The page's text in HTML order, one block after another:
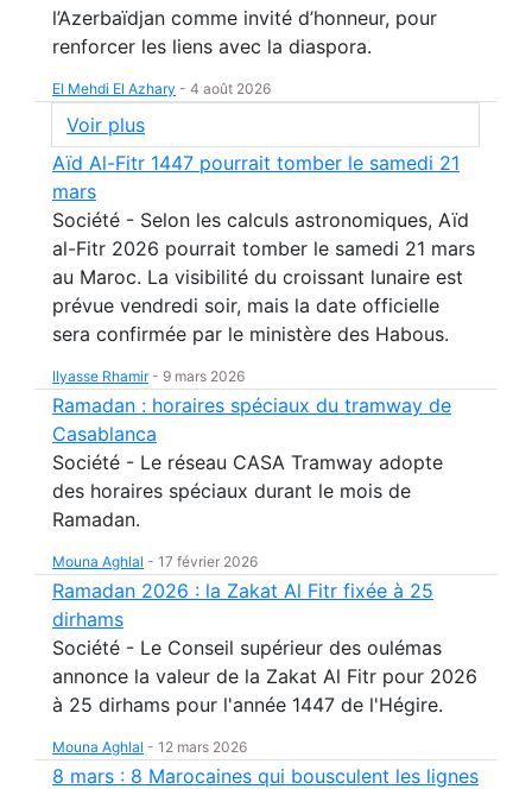
l’Azerbaïdjan comme invité d’honneur, pour
renforcer les liens avec la diaspora.
El Mehdi El Azhary - 4 août 2026
Voir plus
Aïd Al-Fitr 1447 pourrait tomber le samedi 21
mars
Société - Selon les calculs astronomiques, Aïd
al-Fitr 2026 pourrait tomber le samedi 21 mars
au Maroc. La visibilité du croissant lunaire est
prévue vendredi soir, mais la date officielle
sera confirmée par le ministère des Habous.
Ilyasse Rhamir- 9 mars 2026
Ramadan : horaires spéciaux du tramway de
Casablanca
Société - Le réseau CASA Tramway adopte
des horaires spéciaux durant le mois de
Ramadan.
Mouna Aghlal - 17 février 2026
Ramadan 2026 : la Zakat Al Fitr fixée à 25
dirhams
Société - Le Conseil supérieur des oulémas
annonce la valeur de la Zakat Al Fitr pour 2026
à 25 dirhams pour l'année 1447 de l'Hégire.
Mouna Aghlal - 12 mars 2026
8 mars : 8 Marocaines qui bousculent les lignes